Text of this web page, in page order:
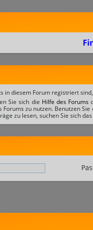
in diesem Forum registriert
Sie sich die Hilfe des Forums
zu nutzen. Benutzen
zu lesen, suchen Sie sich